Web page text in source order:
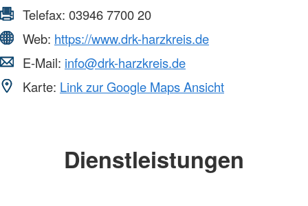
Telefax: 03946 7700 20
Web: https://www.drk-harzkreis.de
E-Mail: info@drk-harzkreis.de
Karte: Link zur Google Maps Ansicht
Dienstleistungen